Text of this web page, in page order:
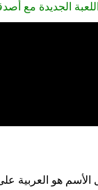
الجديدة مع